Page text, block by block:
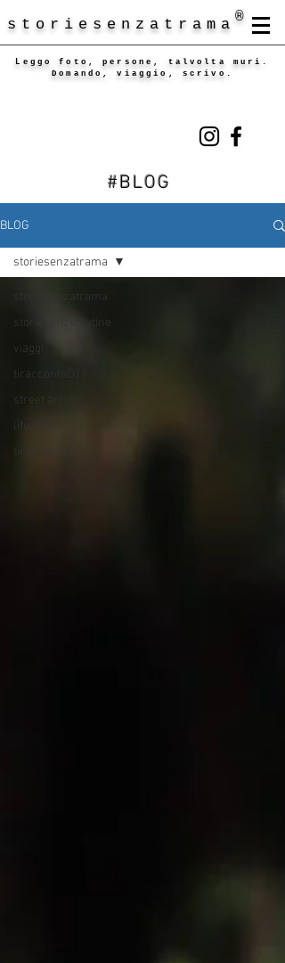
storiesenzatrama ®
Leggo foto, persone, talvolta muri.
Domando, viaggio, scrivo.
#BLOG
BLOG
storiesenzatrama
storiesenzaglutine
viaggi
tiraccontoDT1
street art
life style
tiraccontodi
storiesenzatrama